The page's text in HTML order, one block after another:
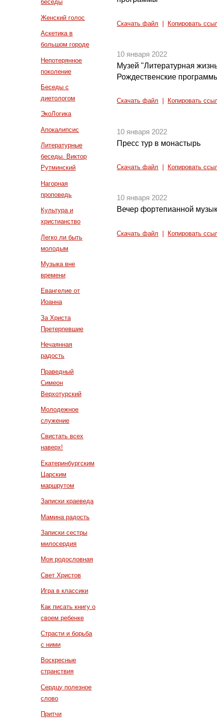
беседы
Женский голос
Аскетика в
большом городе
Непотерянное
поколение
Беседы с
диетологом
ЭкоЛогика
Апокалипсис
Литературные
беседы. Виктор
Рутминский
Нагорная
проповедь
Культура и
христианство
Легко ли быть
молодым
Музыка вне
времени
Евангелие от
Иоанна
За Христа
Претерпевшие
Нечаянная
радость
Праведный
Симеон
Верхотурский
Молодежное
служение
Свистать всех
наверх!
Екатеринбургским
Царским
маршрутом
Записки краеведа
Мамина радость
Записки сестры
милосердия
Моя родословная
Свет Христов
Игра в классики
Как писать книгу о
своем ребенке
Страсти и борьба
с ними
Воскресные
странствия
Сердцу полезное
слово
Притчи
Скачать файл Копировать
10 января 2022
Музей "Литературная
Рождественские
Скачать файл Копировать
10 января 2022
Пресс тур в монастырь
Скачать файл Копировать
10 января 2022
Вечер фортепианной
Скачать файл Копировать